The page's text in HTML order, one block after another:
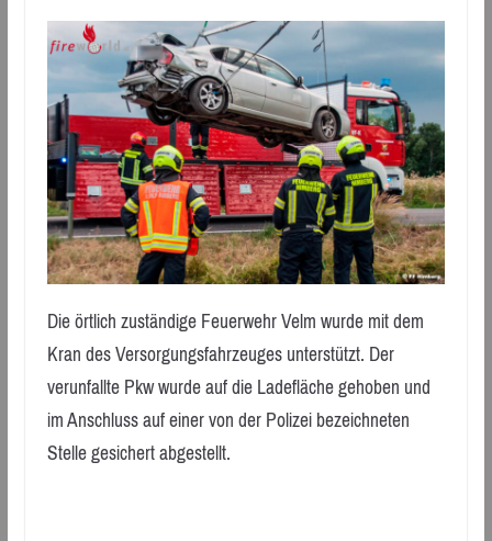
Die örtlich zuständige Feuerwehr Velm wurde mit dem
Kran des Versorgungsfahrzeuges unterstützt. Der
verunfallte Pkw wurde auf die Ladefläche gehoben und
im Anschluss auf einer von der Polizei bezeichneten
Stelle gesichert abgestellt.